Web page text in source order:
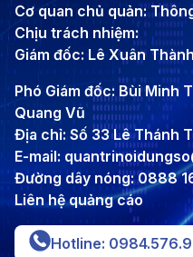
Cơ quan chủ quản:
Chịu trách nhiệm:
Giám đốc: Lê Xuân Thành
Phó Giám đốc: Bùi Minh
Quang Vũ
Địa chỉ: Số 33 Lê Thánh
E-mail:
Đường dây nóng: 0888
Liên hệ quảng cáo
Hotline: